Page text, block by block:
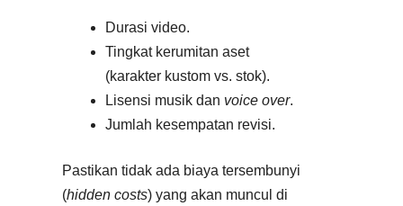
Durasi video.
Tingkat kerumitan aset
(karakter kustom vs. stok).
Lisensi musik dan voice over.
Jumlah kesempatan revisi.​
Pastikan tidak ada biaya tersembunyi
(hidden costs) yang akan muncul di